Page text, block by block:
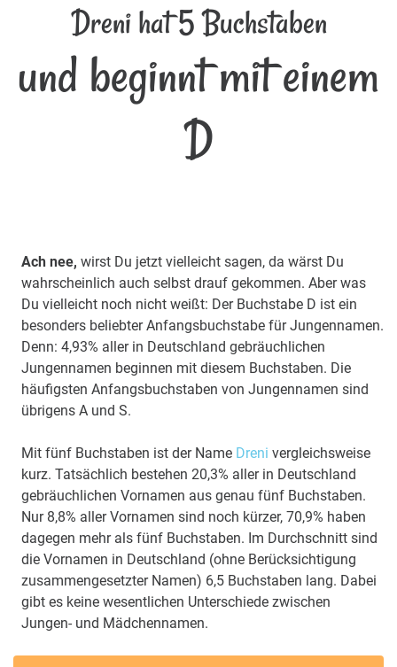
Dreni hat 5 Buchstaben
und beginnt mit einem
D
Ach nee, wirst Du jetzt vielleicht sagen, da wärst Du
wahrscheinlich auch selbst drauf gekommen. Aber was
Du vielleicht noch nicht weißt: Der Buchstabe D ist ein
besonders beliebter Anfangsbuchstabe für Jungennamen.
Denn: 4,93% aller in Deutschland gebräuchlichen
Jungennamen beginnen mit diesem Buchstaben. Die
häufigsten Anfangsbuchstaben von Jungennamen sind
übrigens A und S.
Mit fünf Buchstaben ist der Name Dreni vergleichsweise
kurz. Tatsächlich bestehen 20,3% aller in Deutschland
gebräuchlichen Vornamen aus genau fünf Buchstaben.
Nur 8,8% aller Vornamen sind noch kürzer, 70,9% haben
dagegen mehr als fünf Buchstaben. Im Durchschnitt sind
die Vornamen in Deutschland (ohne Berücksichtigung
zusammengesetzter Namen) 6,5 Buchstaben lang. Dabei
gibt es keine wesentlichen Unterschiede zwischen
Jungen- und Mädchennamen.